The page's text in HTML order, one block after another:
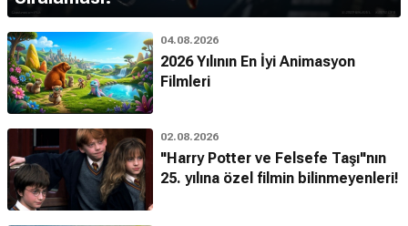
04.08.2026
2026 Yılının En İyi Animasyon
Filmleri
02.08.2026
"Harry Potter ve Felsefe Taşı"nın
25. yılına özel filmin bilinmeyenleri!